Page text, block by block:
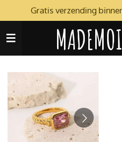
direct
naar
Gratis verzending